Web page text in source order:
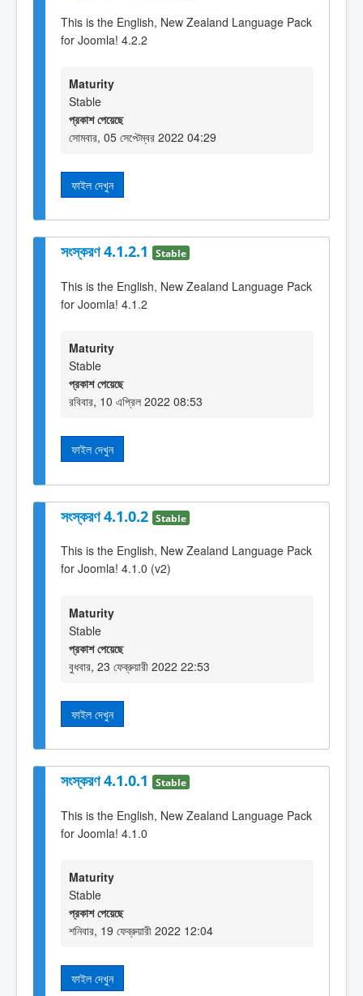
This is the English, New Zealand Language Pack
for Joomla! 4.2.2
Maturity
Stable
প্রকাশ পেয়েছে
সোমবার, 05 সেপ্টেম্বর 2022 04:29
ফাইল দেখুন
সংস্করণ 4.1.2.1 Stable
This is the English, New Zealand Language Pack
for Joomla! 4.1.2
Maturity
Stable
প্রকাশ পেয়েছে
রবিবার, 10 এপ্রিল 2022 08:53
ফাইল দেখুন
সংস্করণ 4.1.0.2 Stable
This is the English, New Zealand Language Pack
for Joomla! 4.1.0 (v2)
Maturity
Stable
প্রকাশ পেয়েছে
বুধবার, 23 ফেব্রুয়ারী 2022 22:53
ফাইল দেখুন
সংস্করণ 4.1.0.1 Stable
This is the English, New Zealand Language Pack
for Joomla! 4.1.0
Maturity
Stable
প্রকাশ পেয়েছে
শনিবার, 19 ফেব্রুয়ারী 2022 12:04
ফাইল দেখুন